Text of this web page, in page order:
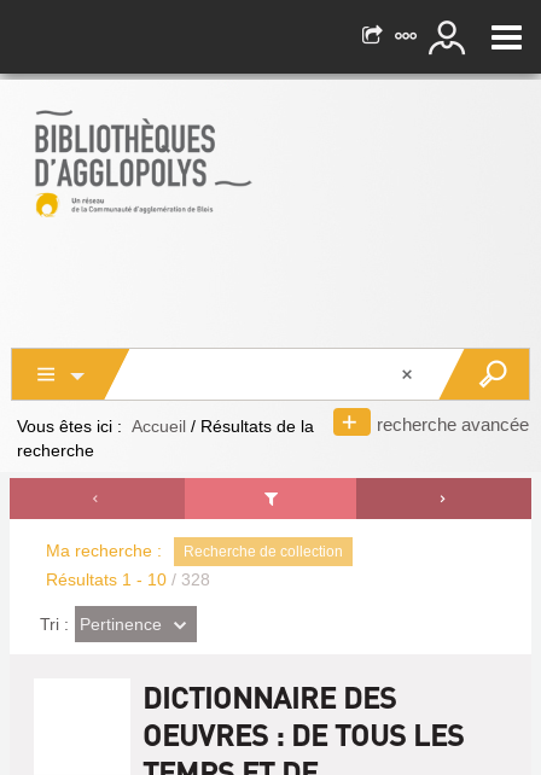
recherche avancée
Vous êtes ici : Accueil / Résultats de la
recherche
Ma recherche : Recherche de collection
Résultats 1 - 10 / 328
Tri : (Effet
imédiat)
Pertinence
DICTIONNAIRE DES
OEUVRES : DE TOUS LES